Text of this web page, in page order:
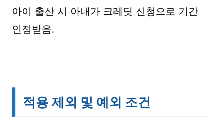
아이 출산 시 아내가 크레딧 신청으로 기간
인정받음.
적용 제외 및 예외 조건